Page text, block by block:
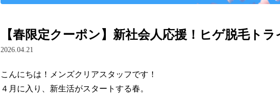
【春限定クーポン】新社会人応援！ヒゲ脱毛ト
2026.04.21
こんにちは！メンズクリアスタッフです！
４月に入り、新生活がスタートする春。